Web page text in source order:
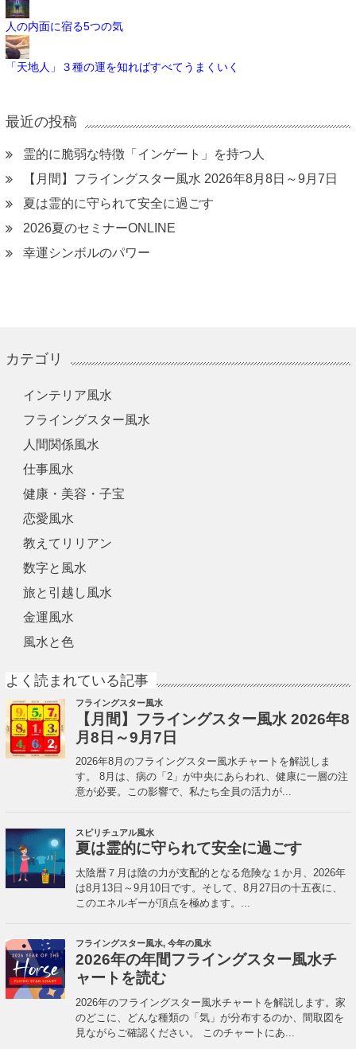
人の内面に宿る5つの気
「天地人」３種の運を知ればすべてうまくいく
最近の投稿
霊的に脆弱な特徴「インゲート」を持つ人
【月間】フライングスター風水 2026年8月8日～9月7日
夏は霊的に守られて安全に過ごす
2026夏のセミナーONLINE
幸運シンボルのパワー
カテゴリ
インテリア風水
フライングスター風水
人間関係風水
仕事風水
健康・美容・子宝
恋愛風水
教えてリリアン
数字と風水
旅と引越し風水
金運風水
風水と色
よく読まれている記事